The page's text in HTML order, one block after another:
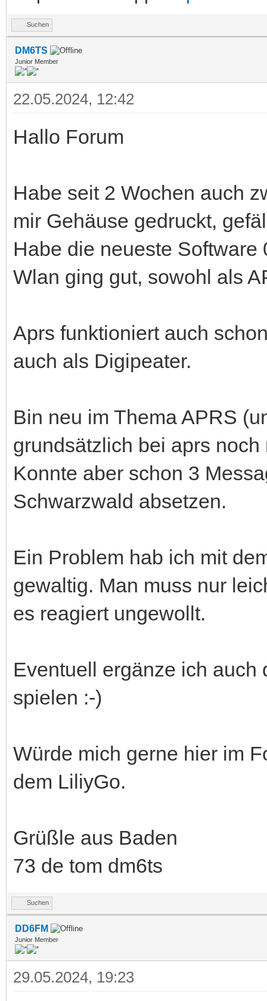
Suchen
DM6TS
Junior Member
22.05.2024, 12:42
Hallo Forum
Habe seit 2 Wochen auch
mir Gehäuse gedruckt,
Habe die neueste Software
Wlan ging gut, sowohl als
Aprs funktioniert auch
auch als Digipeater.
Bin neu im Thema APRS
grundsätzlich bei aprs
Konnte aber schon 3
Schwarzwald absetzen.
Ein Problem hab ich mit
gewaltig. Man muss nur
es reagiert ungewollt.
Eventuell ergänze ich auch
spielen :-)
Würde mich gerne hier im
dem LiliyGo.
Grüßle aus Baden
73 de tom dm6ts
Suchen
DD6FM
Junior Member
29.05.2024, 19:23